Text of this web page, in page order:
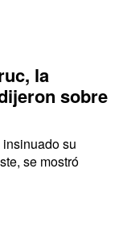
la
sobre
su
se mostró